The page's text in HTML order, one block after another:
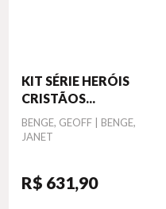
KIT SÉRIE HERÓIS
CRISTÃOS...
Autor
BENGE, GEOFF | BENGE,
JANET
R$ 631,90